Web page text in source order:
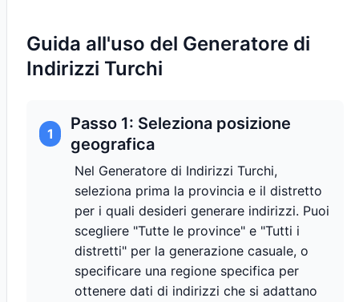
Guida all'uso del Generatore di
Indirizzi Turchi
1
Passo 1: Seleziona posizione
geografica
Nel Generatore di Indirizzi Turchi,
seleziona prima la provincia e il distretto
per i quali desideri generare indirizzi. Puoi
scegliere "Tutte le province" e "Tutti i
distretti" per la generazione casuale, o
specificare una regione specifica per
ottenere dati di indirizzi che si adattano